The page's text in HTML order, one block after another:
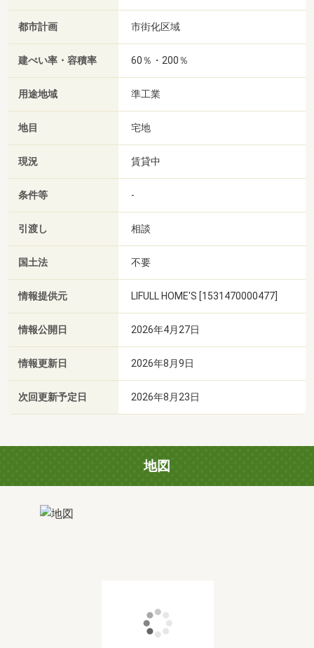
都市計画 市街化区域
建ぺい率・容積率 60％・200％
用途地域 準工業
地目 宅地
現況 賃貸中
条件等 -
引渡し 相談
国土法 不要
情報提供元 LIFULL HOME'S [1531470000477]
情報公開日 2026年4月27日
情報更新日 2026年8月9日
次回更新予定日 2026年8月23日
地図